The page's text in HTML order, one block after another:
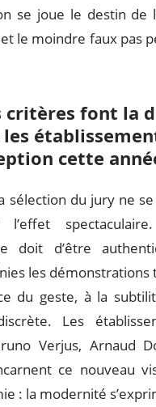
se joue le destin de
le moindre faux pas
critères font la
cette
sélection du jury ne
l’effet
doit d’être
les démonstrations
du geste, à la
Les
Verjus, Arnaud
ce nouveau
: la modernité